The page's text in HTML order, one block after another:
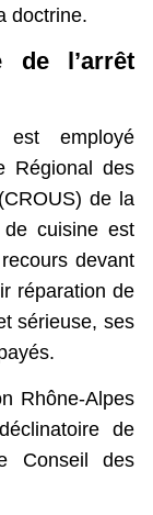
doctrine.
de l’arrêt
est employé
Régional des
de la
cuisine est
devant
réparation de
sérieuse, ses
Rhône-Alpes
de
Conseil des